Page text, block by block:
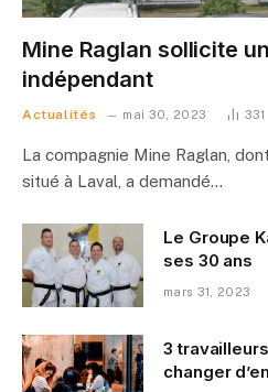
Mine Raglan sollicite
indépendant
Actualités mai 30, 2023 331
La compagnie Mine Raglan,
situé à Laval, a demandé…
Le Groupe
ses 30 ans
mars 31, 2023
3
changer